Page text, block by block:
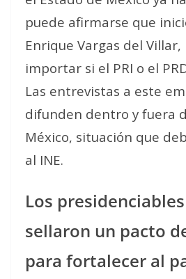
puede afirmarse que
Enrique Vargas del Villar,
importar si el PRI o el
Las entrevistas a este
difunden dentro y fuera
México, situación que
al INE.
Los
sellaron un pacto
para fortalecer al